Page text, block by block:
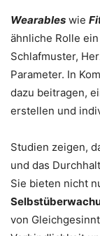
Wearables wie
ähnliche Rolle
Schlafmuster,
Parameter. In
dazu beitragen,
erstellen und
Studien zeigen,
und das
Sie bieten nicht
von